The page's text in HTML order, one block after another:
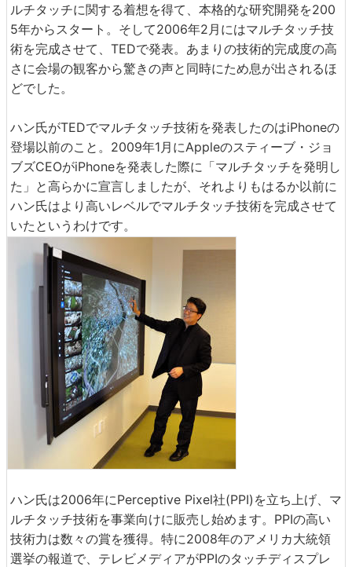
ルチタッチに関する着想を得て、本格的な研究開発を200
5年からスタート。そして2006年2月にはマルチタッチ技
術を完成させて、TEDで発表。あまりの技術的完成度の高
さに会場の観客から驚きの声と同時にため息が出されるほ
どでした。
ハン氏がTEDでマルチタッチ技術を発表したのはiPhoneの
登場以前のこと。2009年1月にAppleのスティーブ・ジョ
ブズCEOがiPhoneを発表した際に「マルチタッチを発明し
た」と高らかに宣言しましたが、それよりもはるか以前に
ハン氏はより高いレベルでマルチタッチ技術を完成させて
いたというわけです。
ハン氏は2006年にPerceptive Pixel社(PPI)を立ち上げ、マ
ルチタッチ技術を事業向けに販売し始めます。PPIの高い
技術力は数々の賞を獲得。特に2008年のアメリカ大統領
選挙の報道で、テレビメディアがPPIのタッチディスプレ